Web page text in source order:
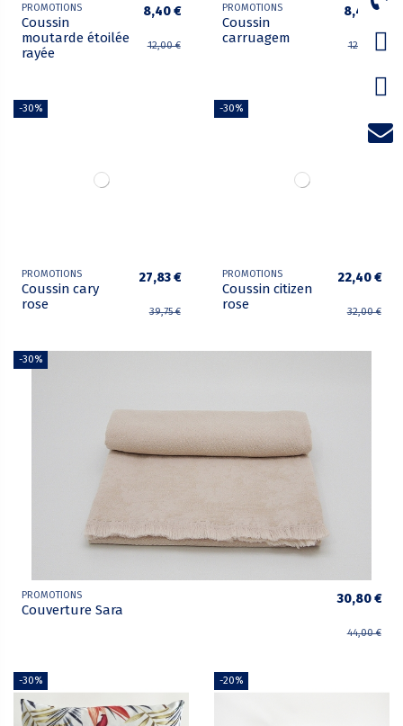
PROMOTIONS
Coussin
moutarde étoilée
rayée
8,40 €
12,00 €
PROMOTIONS
Coussin
carruagem
8,40 €
12,00 €
-30%
PROMOTIONS
Coussin cary
rose
27,83 €
39,75 €
-30%
PROMOTIONS
Coussin citizen
rose
22,40 €
32,00 €
-30%
PROMOTIONS
Couverture Sara
30,80 €
44,00 €
-30% -20%